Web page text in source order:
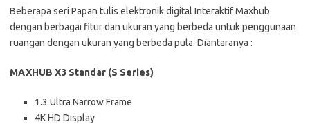
Beberapa seri Papan tulis elektronik digital Interaktif Maxhub
dengan berbagai fitur dan ukuran yang berbeda untuk penggunaan
ruangan dengan ukuran yang berbeda pula. Diantaranya :
MAXHUB X3 Standar (S Series)
1.3 Ultra Narrow Frame
4K HD Display